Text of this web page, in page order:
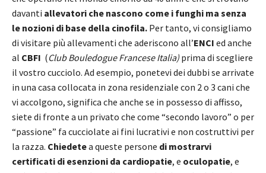
davanti allevatori che nascono come i funghi ma senza
le nozioni di base della cinofila. Per tanto, vi consigliamo
di visitare più allevamenti che aderiscono all’ENCI ed anche
al CBFI (Club Bouledogue Francese Italia) prima di scegliere
il vostro cucciolo. Ad esempio, ponetevi dei dubbi se arrivate
in una casa collocata in zona residenziale con 2 o 3 cani che
vi accolgono, significa che anche se in possesso di affisso,
siete di fronte a un privato che come “secondo lavoro” o per
“passione” fa cucciolate ai fini lucrativi e non costruttivi per
la razza. Chiedetea queste persone di mostrarvi
certificati di esenzioni da cardiopatie, e oculopatie, e